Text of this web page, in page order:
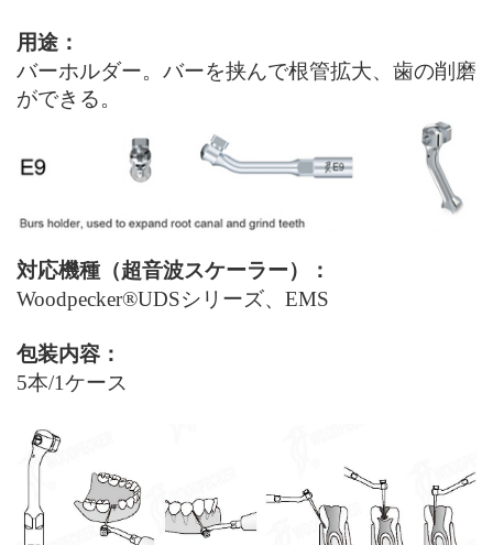
用途：
バーホルダー。バーを挟んで根管拡大、歯の削磨
ができる。
対応機種（超音波スケーラー）：
Woodpecker®UDSシリーズ、EMS
包装内容：
5本/1ケース